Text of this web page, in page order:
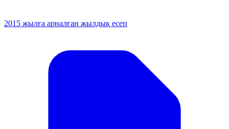
2015 жылға арналған жылдық есеп